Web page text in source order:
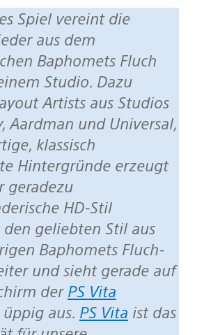
aus dem
Baphomets Fluch
Studio. Dazu
Artists aus Studios
Aardman und Universal,
klassisch
Hintergründe erzeugt
geradezu
HD-Stil
geliebten Stil aus
Baphomets Fluch-
und sieht gerade auf
der PS Vita
aus. PS Vita ist das